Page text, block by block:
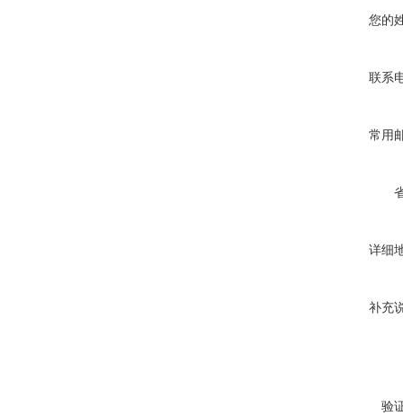
您的
联系
常用
详细
补充
验